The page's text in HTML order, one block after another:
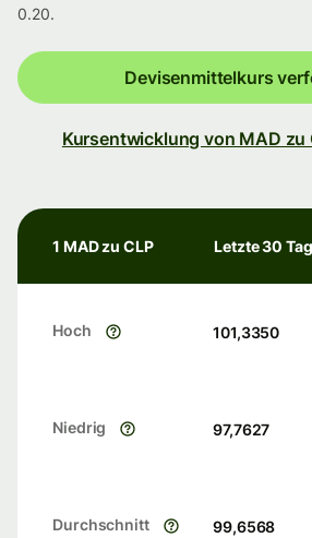
0.20.
Devisenmittelkurs
Kursentwicklung von MAD zu
1 MAD zu CLP Letzte 30
Hoch 101,3350
Niedrig 97,7627
Durchschnitt 99,6568